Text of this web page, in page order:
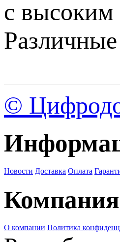
с
©
Новости Доставка Оплата
Компания
О компании Политика